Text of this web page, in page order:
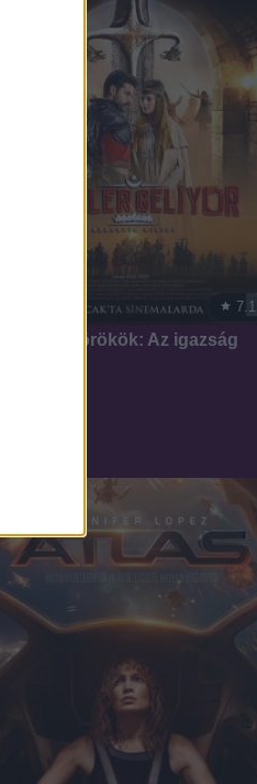
7.1
Jönnek a törökök: Az igazság